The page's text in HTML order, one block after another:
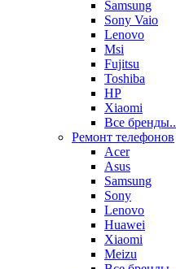
Samsung
Sony Vaio
Lenovo
Msi
Fujitsu
Toshiba
HP
Xiaomi
Все бренды..
Ремонт телефонов
Acer
Asus
Samsung
Sony
Lenovo
Huawei
Xiaomi
Meizu